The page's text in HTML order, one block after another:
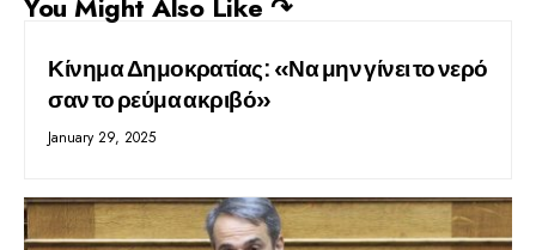
Κίνημα Δημοκρατίας: «Να μην γίνει το νερό
σαν το ρεύμα ακριβό»
January 29, 2025